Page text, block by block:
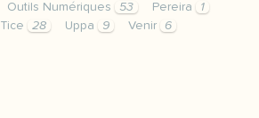
Outils Numériques 53 Pereira
1
Tice 28 Uppa 9 Venir
6